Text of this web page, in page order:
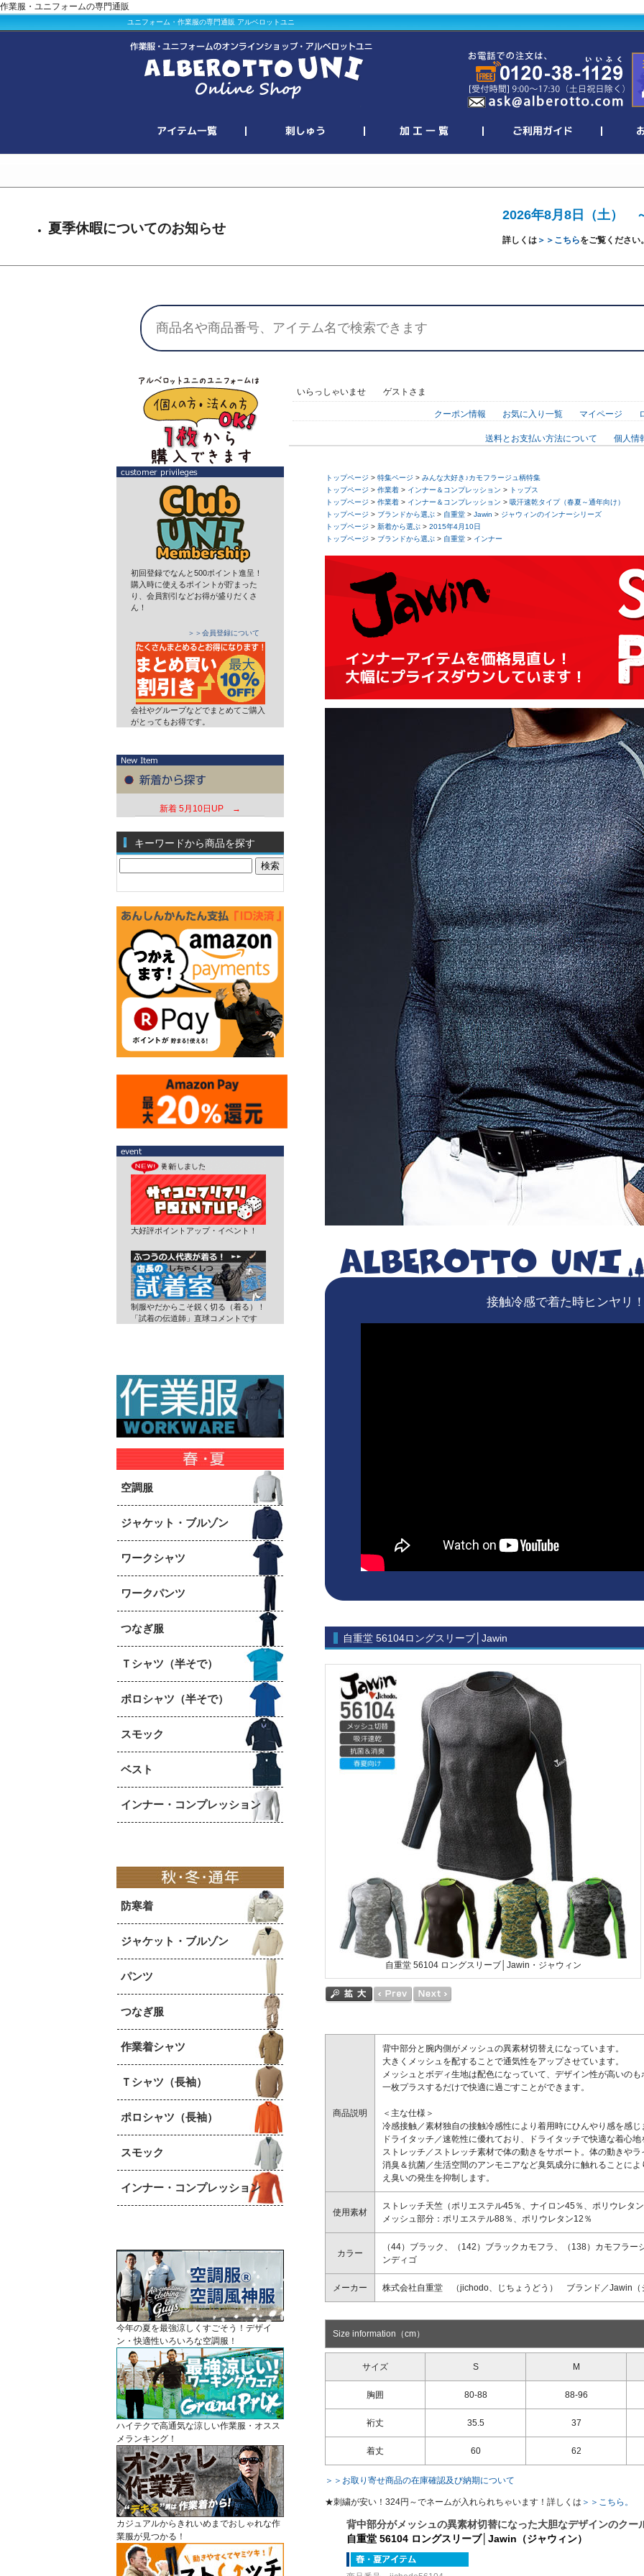
作業服・ユニフォームの専門通販
ユニフォーム・作業服の専門通販 アルベロットユニ
夏季休暇についてのお知らせ
2026年8月8日（土）
詳しくは＞＞こちらをご覧ください
初回登録でなんと500ポイント進呈！
購入時に使えるポイントが貯まった
り、会員割引などお得が盛りだくさ
ん！
＞＞会員登録について
会社やグループなどでまとめてご購入
がとってもお得です。
新着 5月10日UP →
キーワードから商品を探す
大好評ポイントアップ・イベント！
制服やだからこそ鋭く切る（着る）！
「試着の伝道師」直球コメントです
空調服
ジャケット・ブルゾン
ワークシャツ
ワークパンツ
つなぎ服
Ｔシャツ（半そで）
ポロシャツ（半そで）
スモック
ベスト
インナー・コンプレッション
防寒着
ジャケット・ブルゾン
パンツ
つなぎ服
作業着シャツ
Ｔシャツ（長袖）
ポロシャツ（長袖）
スモック
インナー・コンプレッション
今年の夏を最強涼しくすごそう！デザイ
ン・快適性いろいろな空調服！
ハイテクで高通気な涼しい作業服・オスス
メランキング！
カジュアルからきれいめまでおしゃれな作
業服が見つかる！
いらっしゃいませ ゲストさま
クーポン情報 お気に入り一覧 マイページ
送料とお支払い方法について 個人情
トップページ > 特集ページ > みんな大好き♪カモフラージュ柄特集
トップページ > 作業着 > インナー＆コンプレッション > トップス
トップページ > 作業着 > インナー＆コンプレッション > 吸汗速乾タイプ（春夏～通年向け）
トップページ > ブランドから選ぶ > 自重堂 > Jawin > ジャウィンのインナーシリーズ
トップページ > 新着から選ぶ > 2015年4月10日
トップページ > ブランドから選ぶ > 自重堂 > インナー
接触冷感で着た時ヒンヤリ
自重堂 56104ロングスリーブ│Jawin
自重堂 56104 ロングスリーブ│Jawin・ジャウィン
商品説明
背中部分と腕内側がメッシュの異素材切替えになっています。
大きくメッシュを配することで通気性をアップさせています。
メッシュとボディ生地は配色になっていて、デザイン性が高いのも
一枚プラスするだけで快適に過ごすことができます。
＜主な仕様＞
冷感接触／素材独自の接触冷感性により着用時にひんやり感を感じ
ドライタッチ／速乾性に優れており、ドライタッチで快適な着心
ストレッチ／ストレッチ素材で体の動きをサポート。体の動きや
消臭＆抗菌／生活空間のアンモニアなど臭気成分に触れることに
え臭いの発生を抑制します。
使用素材
ストレッチ天竺（ポリエステル45％、ナイロン45％、ポリウレタ
メッシュ部分：ポリエステル88％、ポリウレタン12％
カラー
（44）ブラック、（142）ブラックカモフラ、（138）カモフラ
ンディゴ
メーカー 株式会社自重堂 （jichodo、じちょうどう） ブランド／Jawin（
Size information（cm）
サイズ S M
胸囲 80-88 88-96
裄丈 35.5 37
着丈 60 62
＞＞お取り寄せ商品の在庫確認及び納期について
★刺繍が安い！324円～でネームが入れられちゃいます！詳しくは ＞＞こちら。
背中部分がメッシュの異素材切替になった大胆なデザインのクー
自重堂 56104 ロングスリーブ│Jawin（ジャウィン）